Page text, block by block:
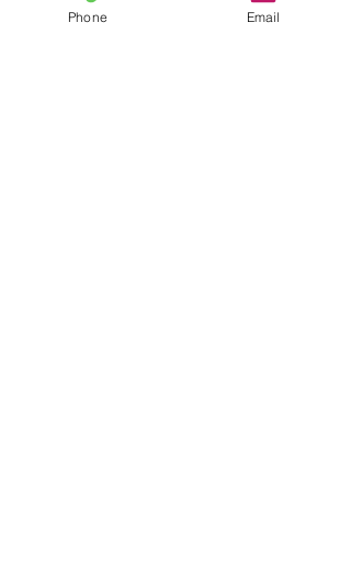
Phone Email